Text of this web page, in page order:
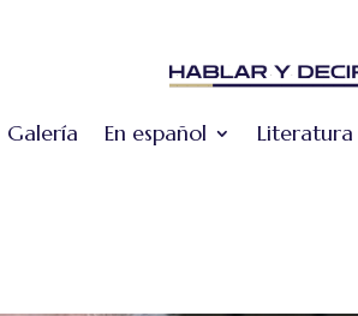
Galería En español Literatura